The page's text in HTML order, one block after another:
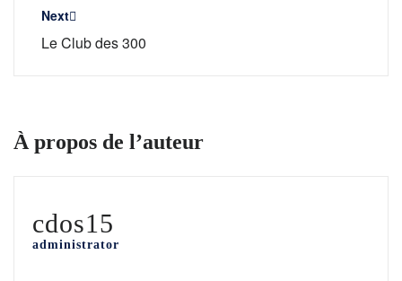
l’article
Next
Le Club des 300
À propos de l’auteur
cdos15
administrator